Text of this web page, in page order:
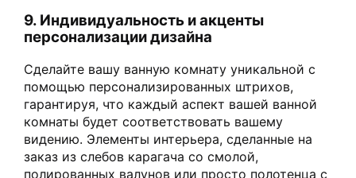
9. Индивидуальность и акценты
персонализации дизайна
Сделайте вашу ванную комнату уникальной с
помощью персонализированных штрихов,
гарантируя, что каждый аспект вашей ванной
комнаты будет соответствовать вашему
видению. Элементы интерьера, сделанные на
заказ из слебов карагача со смолой,
полированных валунов или просто полотенца с